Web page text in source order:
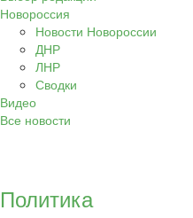
Новороссия
Новости Новороссии
ДНР
ЛНР
Сводки
Видео
Все новости
Политика